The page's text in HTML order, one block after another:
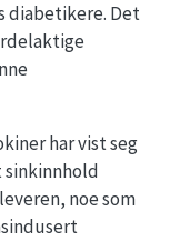
diabetikere. Det
har vist seg
noe som